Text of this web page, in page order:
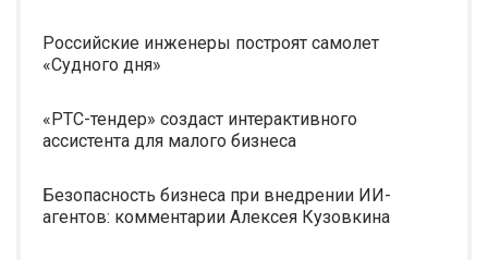
Российские инженеры построят самолет
«Судного дня»
«РТС-тендер» создаст интерактивного
ассистента для малого бизнеса
Безопасность бизнеса при внедрении ИИ-
агентов: комментарии Алексея Кузовкина